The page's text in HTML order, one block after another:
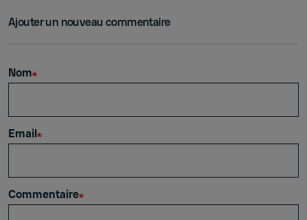
Ajouter un nouveau commentaire
Nom
Email
Commentaire